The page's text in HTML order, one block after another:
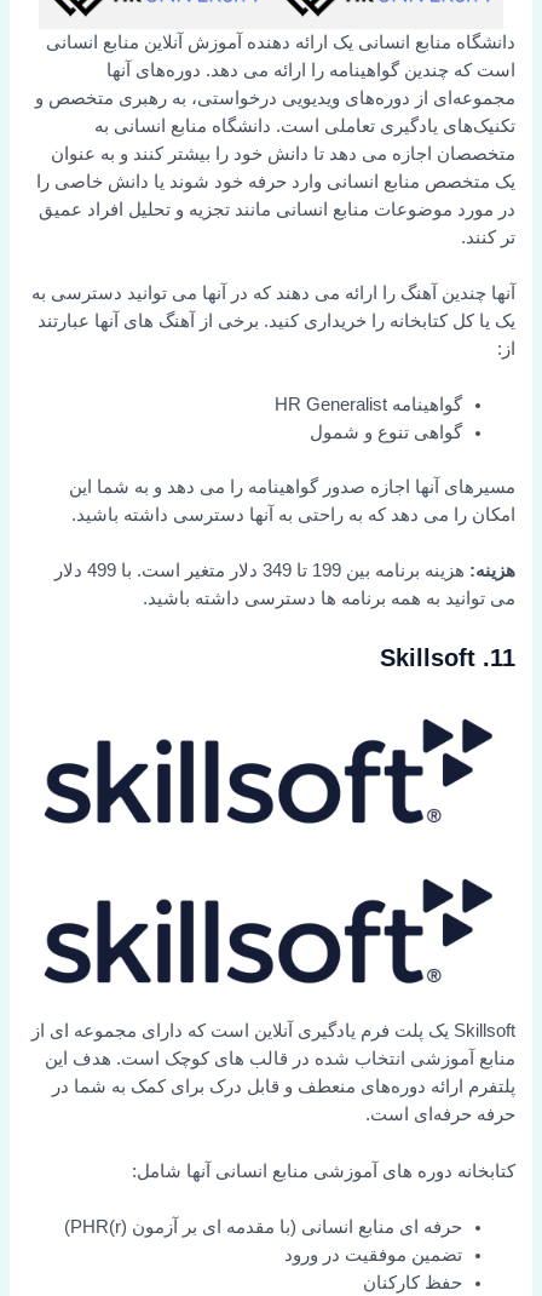
دانشگاه منابع انسانی یک ارائه دهنده آموزش آنلاین منابع انسانی
است که چندین گواهینامه را ارائه می دهد. دوره‌های آنها
مجموعه‌ای از دوره‌های ویدیویی درخواستی، به رهبری متخصص و
تکنیک‌های یادگیری تعاملی است. دانشگاه منابع انسانی به
متخصصان اجازه می دهد تا دانش خود را بیشتر کنند و به عنوان
یک متخصص منابع انسانی وارد حرفه خود شوند یا دانش خاصی را
در مورد موضوعات منابع انسانی مانند تجزیه و تحلیل افراد عمیق
تر کنند.
آنها چندین آهنگ را ارائه می دهند که در آنها می توانید دسترسی به
یک یا کل کتابخانه را خریداری کنید. برخی از آهنگ های آنها عبارتند
از:
گواهینامه HR Generalist
گواهی تنوع و شمول
مسیرهای آنها اجازه صدور گواهینامه را می دهد و به شما این
امکان را می دهد که به راحتی به آنها دسترسی داشته باشید.
هزینه:
هزینه برنامه بین 199 تا 349 دلار متغیر است. با 499 دلار
می توانید به همه برنامه ها دسترسی داشته باشید.
11. Skillsoft
Skillsoft یک پلت فرم یادگیری آنلاین است که دارای مجموعه ای از
منابع آموزشی انتخاب شده در قالب های کوچک است. هدف این
پلتفرم ارائه دوره‌های منعطف و قابل درک برای کمک به شما در
حرفه حرفه‌ای است.
کتابخانه دوره های آموزشی منابع انسانی آنها شامل:
حرفه ای منابع انسانی (با مقدمه ای بر آزمون PHR(r))
تضمین موفقیت در ورود
حفظ کارکنان